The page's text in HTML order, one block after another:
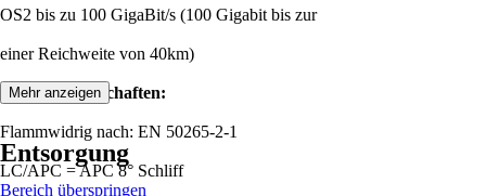
OS2 bis zu 100 GigaBit/s (100 Gigabit bis zur
einer Reichweite von 40km)
Produkteigenschaften:
Flammwidrig nach: EN 50265-2-1
LC/APC = APC 8° Schliff
Mehr anzeigen
Entsorgung
Bereich überspringen